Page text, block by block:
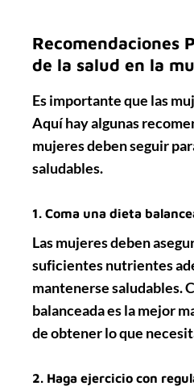
Recomendaciones
de la salud en la
Es importante que las
Aquí hay algunas
mujeres deben seguir
saludables.
1. Coma una dieta
Las mujeres deben
suficientes nutrientes
mantenerse saludables.
balanceada es la mejor
de obtener lo que
2. Haga ejercicio con